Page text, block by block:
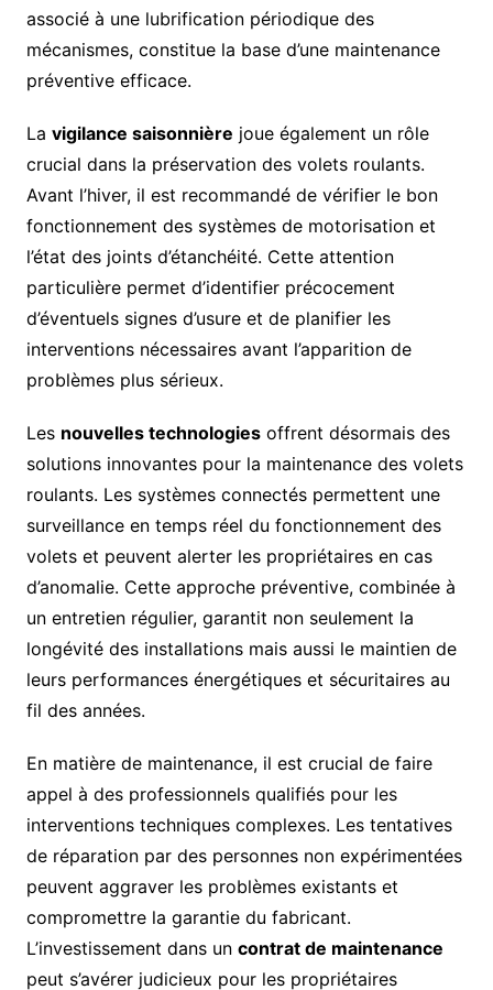
associé à une lubrification périodique des
mécanismes, constitue la base d’une maintenance
préventive efficace.
La vigilance saisonnière joue également un rôle
crucial dans la préservation des volets roulants.
Avant l’hiver, il est recommandé de vérifier le bon
fonctionnement des systèmes de motorisation et
l’état des joints d’étanchéité. Cette attention
particulière permet d’identifier précocement
d’éventuels signes d’usure et de planifier les
interventions nécessaires avant l’apparition de
problèmes plus sérieux.
Les nouvelles technologiesoffrent désormais des
solutions innovantes pour la maintenance des volets
roulants. Les systèmes connectés permettent une
surveillance en temps réel du fonctionnement des
volets et peuvent alerter les propriétaires en cas
d’anomalie. Cette approche préventive, combinée à
un entretien régulier, garantit non seulement la
longévité des installations mais aussi le maintien de
leurs performances énergétiques et sécuritaires au
fil des années.
En matière de maintenance, il est crucial de faire
appel à des professionnels qualifiés pour les
interventions techniques complexes. Les tentatives
de réparation par des personnes non expérimentées
peuvent aggraver les problèmes existants et
compromettre la garantie du fabricant.
L’investissement dans un contrat de maintenance
peut s’avérer judicieux pour les propriétaires